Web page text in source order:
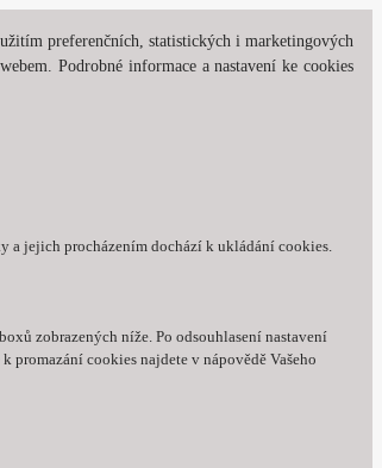
preferenčních, statistických i marketingových
Podrobné informace a nastavení ke cookies
a jejich procházením dochází k ukládání cookies.
zobrazených níže. Po odsouhlasení nastavení
promazání cookies najdete v nápovědě Vašeho